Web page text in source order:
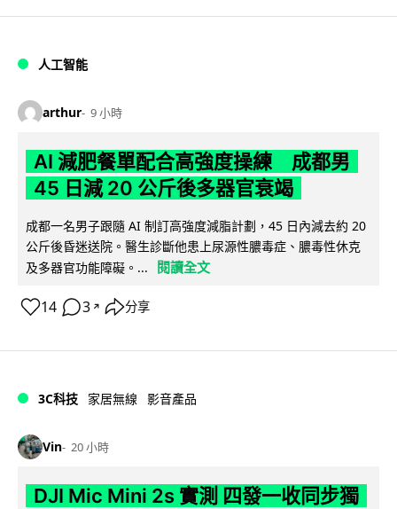
人工智能
arthur 9 小時
AI 減肥餐單配合高強度操練 成都男
45 日減 20 公斤後多器官衰竭
成都一名男子跟隨 AI 制訂高強度減脂計劃，45 日內減去約 20
公斤後昏迷送院。醫生診斷他患上尿源性膿毒症、膿毒性休克
及多器官功能障礙。...
閱讀全文
14 3 ↗ 分享
3C科技 家居無線 影音產品
Vin 20 小時
DJI Mic Mini 2s 實測 四發一收同步獨